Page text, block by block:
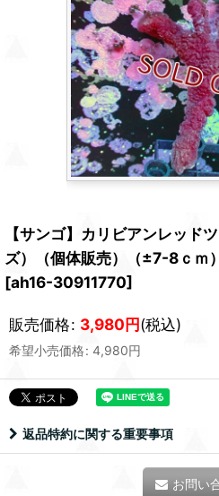
【サンゴ】カリビアンレッド
ズ）（個体販売）（±7-8ｃｍ
[ah16-30911770]
販売価格: 3,980円(税込)
希望小売価格: 4,980円
返品特約に関する重要事項
お問い